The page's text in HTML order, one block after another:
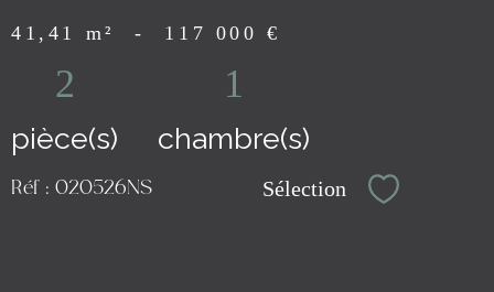
41,41 m² - 117 000 €
2
pièce(s)
1
chambre(s)
Réf : 020526NS Sélection